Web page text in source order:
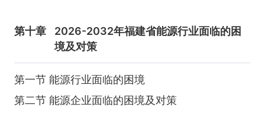
第十章
2026-2032年福建省能源行业面临的困
境及对策
第一节 能源行业面临的困境
第二节 能源企业面临的困境及对策